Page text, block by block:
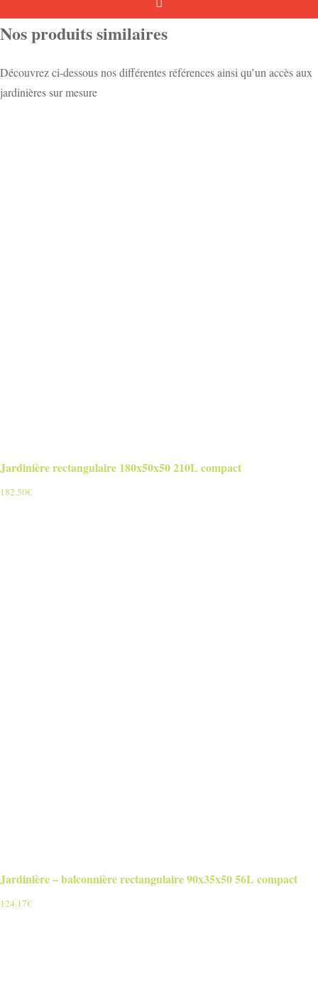
Nos produits similaires
Découvrez ci-dessous nos différentes références ainsi qu’un accès aux
jardinières sur mesure
Jardinière rectangulaire 180x50x50 210L compact
182.50€
Jardinière – balconnière rectangulaire 90x35x50 56L compact
124.17€